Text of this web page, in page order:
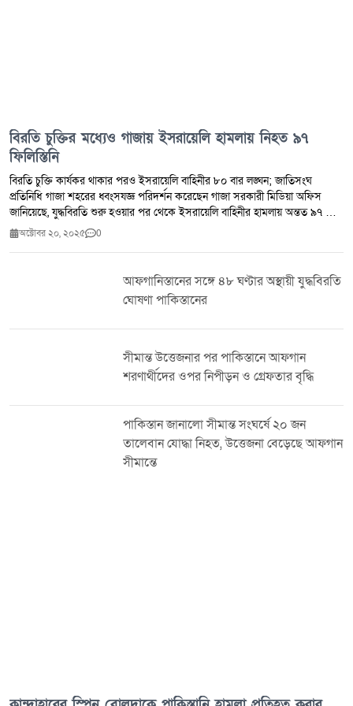
বিরতি চুক্তির মধ্যেও গাজায় ইসরায়েলি হামলায় নিহত ৯৭
ফিলিস্তিনি
বিরতি চুক্তি কার্যকর থাকার পরও ইসরায়েলি বাহিনীর ৮০ বার লঙ্ঘন; জাতিসংঘ
প্রতিনিধি গাজা শহরের ধ্বংসযজ্ঞ পরিদর্শন করেছেন গাজা সরকারী মিডিয়া অফিস
জানিয়েছে, যুদ্ধবিরতি শুরু হওয়ার পর থেকে ইসরায়েলি বাহিনীর হামলায় অন্তত ৯৭ জন
ফিলিস্তিনি নিহত হয়েছেন এবং আরও ২৩০ জন আহত হয়েছেন। এ সময় ইসরায়েল
লঙ্ঘনের প্রতিক্রিয়ায় চালানো হয়েছে। তবে হামাস এ অভিযোগ অস্বীকার করেছে।
এদিকে যুক্তরাষ্ট্রের প্রেসিডেন্ট ডোনাল্ড ট্রাম্প বলেছেন, গাজায় যুদ্ধবিরতি এখনো কার্যকর
রয়েছে এবং যুক্তরাষ্ট্র পরিস্থিতি শান্ত রাখার জন্য কাজ করে যাচ্ছে। ২০২৩ সালের
২০২৩ সালের ৭ অক্টোবর হামলায় ইসরায়েলে ১ হাজার ১৩৯ জন নিহত এবং প্রায় ২০০
ধ্বংসযজ্ঞ পরিদর্শন করেছেন এবং মানবিক সহায়তা বাড়ানোর আহ্বান জানিয়েছেন।
অক্টোবর ২০, ২০২৫ 0
আফগানিস্তানের সঙ্গে ৪৮ ঘণ্টার অস্থায়ী যুদ্ধবিরতি
ঘোষণা পাকিস্তানের
সীমান্ত উত্তেজনার পর পাকিস্তানে আফগান
শরণার্থীদের ওপর নিপীড়ন ও গ্রেফতার বৃদ্ধি
পাকিস্তান জানালো সীমান্ত সংঘর্ষে ২০ জন
তালেবান যোদ্ধা নিহত, উত্তেজনা বেড়েছে আফগান
সীমান্তে